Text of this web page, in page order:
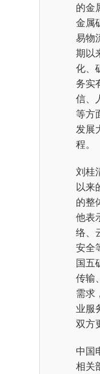
的金
金属
易物
期以
化、
务实
信、
等方
发展
程。
刘桂
以来
的整
他表
络、
安全
国五
传输
需求
业服
双方
中国
相关